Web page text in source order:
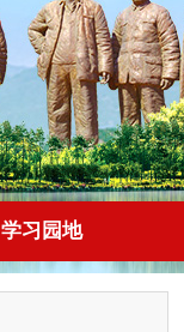
学习园地